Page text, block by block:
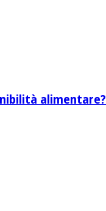
alimentare?